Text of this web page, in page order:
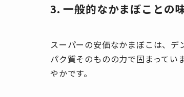
3. 一般的なかまぼことの
スーパーの安価なかまぼこは、
パク質そのものの力で固まってい
やかです。